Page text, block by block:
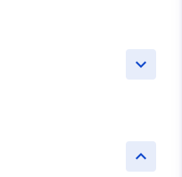
keyboard_arrow_down
keyboard_arrow_up